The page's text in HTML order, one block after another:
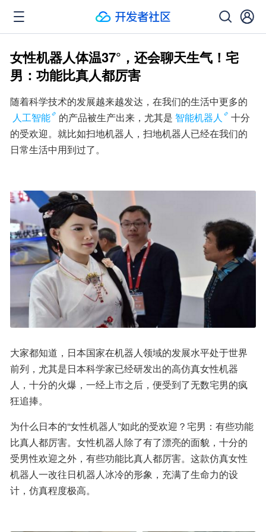
女性机器人体温37°，还会聊天生气！宅
男：功能比真人都厉害
随着科学技术的发展越来越发达，在我们的生活中更多的
人工智能
的产品被生产出来，尤其是 智能机器人
十分
的受欢迎。就比如扫地机器人，扫地机器人已经在我们的
日常生活中用到过了。
大家都知道，日本国家在机器人领域的发展水平处于世界
前列，尤其是日本科学家已经研发出的高仿真女性机器
人，十分的火爆，一经上市之后，便受到了无数宅男的疯
狂追捧。
为什么日本的“女性机器人”如此的受欢迎？宅男：有些功能
比真人都厉害。女性机器人除了有了漂亮的面貌，十分的
受男性欢迎之外，有些功能比真人都厉害。这款仿真女性
机器人一改往日机器人冰冷的形象，充满了生命力的设
计，仿真程度极高。